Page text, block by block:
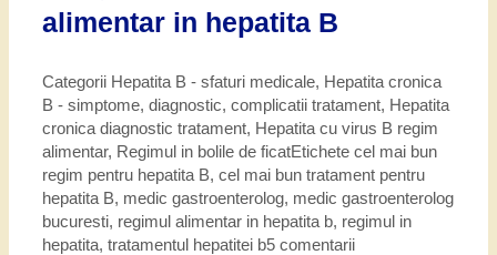
alimentar in hepatita B
Categorii Hepatita B - sfaturi medicale, Hepatita cronica
B - simptome, diagnostic, complicatii tratament, Hepatita
cronica diagnostic tratament, Hepatita cu virus B regim
alimentar, Regimul in bolile de ficatEtichete cel mai bun
regim pentru hepatita B, cel mai bun tratament pentru
hepatita B, medic gastroenterolog, medic gastroenterolog
bucuresti, regimul alimentar in hepatita b, regimul in
hepatita, tratamentul hepatitei b5 comentarii